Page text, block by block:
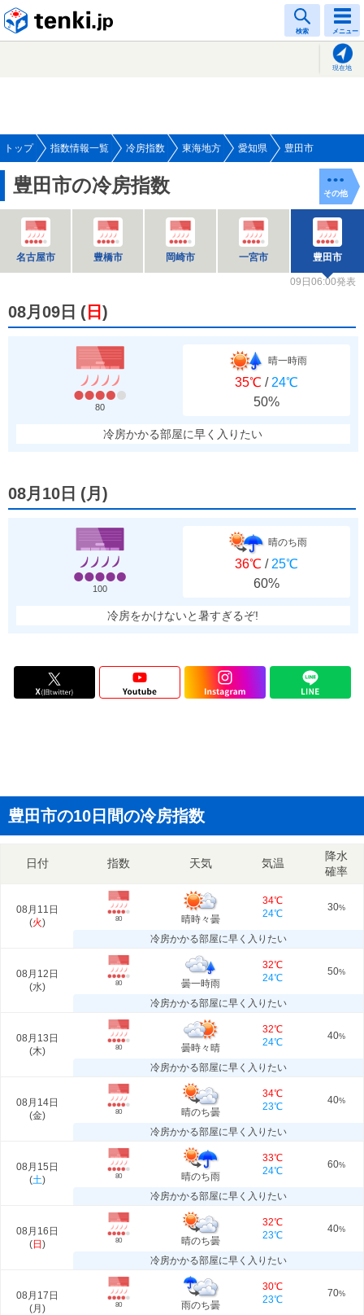
検索 メニュー
現在地
トップ 指数情報一覧 冷房指数 東海地方 愛知県 豊田市
豊田市の冷房指数
名古屋市 豊橋市 岡崎市 一宮市 豊田市
その他
09日06:00発表
08月09日 ( 日 )
80
晴一時雨
35℃ / 24℃
50%
冷房かかる部屋に早く入りたい
08月10日 (月 )
100
晴のち雨
36℃ / 25℃
60%
冷房をかけないと暑すぎるぞ!
豊田市の10日間の冷房指数
日付 指数 天気 気温
降水
確率
08月11日
(火) 80 晴時々曇
34℃
24℃
30%
冷房かかる部屋に早く入りたい
08月12日
(水) 80 曇一時雨
32℃
24℃
50%
冷房かかる部屋に早く入りたい
08月13日
(木) 80 曇時々晴
32℃
24℃
40%
冷房かかる部屋に早く入りたい
08月14日
(金) 80 晴のち曇
34℃
23℃
40%
冷房かかる部屋に早く入りたい
08月15日
(土) 80 晴のち雨
33℃
24℃
60%
冷房かかる部屋に早く入りたい
08月16日
(日 ) 80 晴のち曇
32℃
23℃
40%
冷房かかる部屋に早く入りたい
08月17日
(月 ) 80 雨のち曇
30℃
23℃
70%